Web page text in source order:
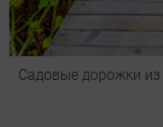
Садовые дорожки из